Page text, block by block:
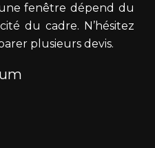
fenêtre dépend du
du cadre. N’hésitez
plusieurs devis.